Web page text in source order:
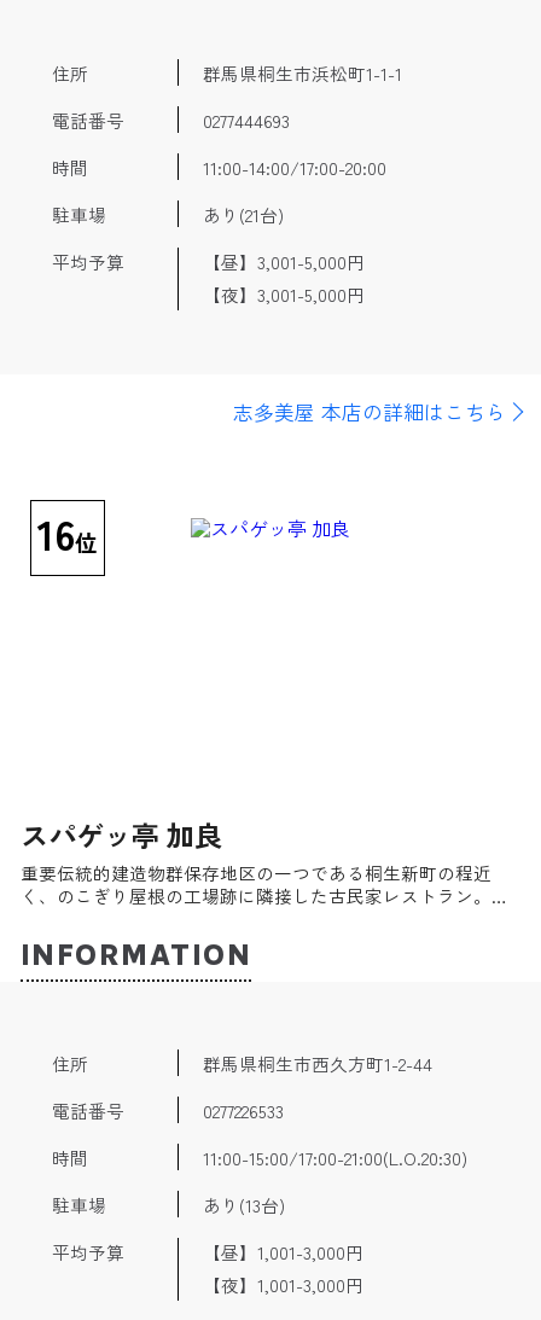
住所
群馬県桐生市浜松町1-1-1
電話番号
0277444693
時間
11:00-14:00/17:00-20:00
駐車場
あり(21台)
平均予算
【昼】3,001-5,000円
【夜】3,001-5,000円
志多美屋 本店の詳細はこちら
16位
スパゲッ亭 加良
重要伝統的建造物群保存地区の一つである桐生新町の程近
く、のこぎり屋根の工場跡に隣接した古民家レストラン。そ
鉄板焼きのナポリタンを筆頭に、王道のミートソーススパゲ
ッティーや紫蘇を使った和風のスパゲッティー等を提供して
いる。
INFORMATION
住所
群馬県桐生市西久方町1-2-44
電話番号
0277226533
時間
11:00-15:00/17:00-21:00(L.O.20:30)
駐車場
あり(13台)
平均予算
【昼】1,001-3,000円
【夜】1,001-3,000円